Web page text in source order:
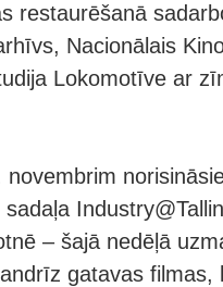
restaurēšanā
Nacionālais
Lokomotīve ar
– šajā nedēļā
gatavas filmas,